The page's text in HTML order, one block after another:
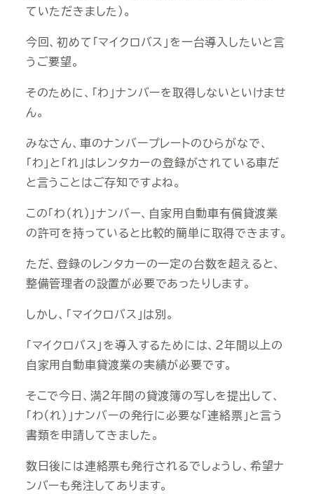
ていただきました）。
今回、初めて「マイクロバス」を一台導入したいと言
うご要望。
そのために、「わ」ナンバーを取得しないといけませ
ん。
みなさん、車のナンバープレートのひらがなで、
「わ」と「れ」はレンタカーの登録がされている車だ
と言うことはご存知ですよね。
この「わ（れ）」ナンバー、自家用自動車有償貸渡業
の許可を持っていると比較的簡単に取得できます。
ただ、登録のレンタカーの一定の台数を超えると、
整備管理者の設置が必要であったりします。
しかし、「マイクロバス」は別。
「マイクロバス」を導入するためには、２年間以上の
自家用自動車貸渡業の実績が必要です。
そこで今日、満２年間の貸渡簿の写しを提出して、
「わ（れ）」ナンバーの発行に必要な「連絡票」と言う
書類を申請してきました。
数日後には連絡票も発行されるでしょうし、希望ナ
ンバーも発注してあります。